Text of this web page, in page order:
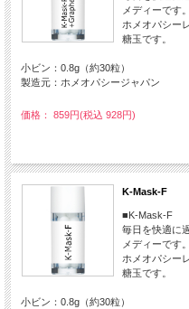
メディーです。
ホメオパシー
糖玉です。
小ビン：0.8g（約30粒）
製造元：ホメオパシージャパン
価格： 859円(税込 928円)
K-Mask-F
■K-Mask-F
毎日を快適に
メディーです。
ホメオパシー
糖玉です。
小ビン：0.8g（約30粒）